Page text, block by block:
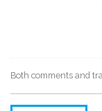
Both comments and